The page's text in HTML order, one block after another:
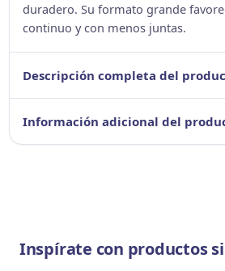
duradero. Su formato grande
continuo y con menos juntas.
Descripción completa del
Información adicional del
Inspírate con productos